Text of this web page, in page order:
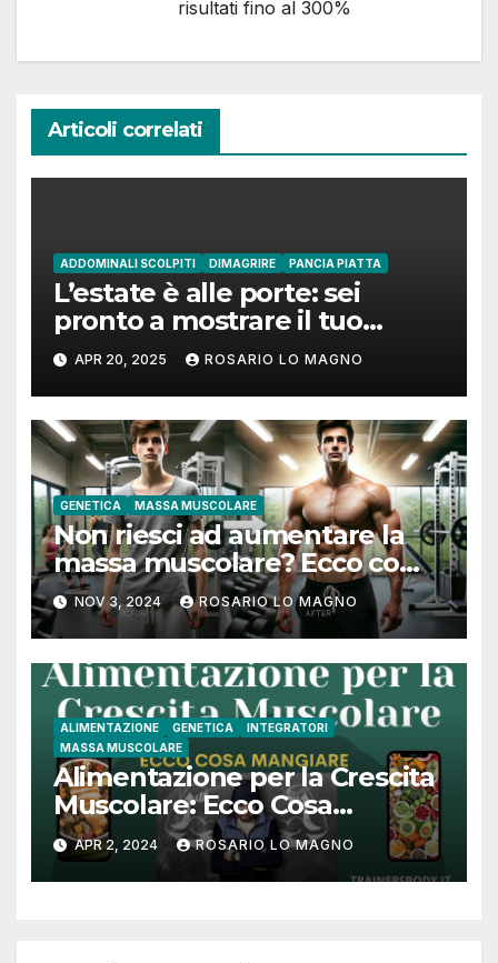
risultati fino al 300%
Articoli correlati
ADDOMINALI SCOLPITI DIMAGRIRE PANCIA PIATTA
L’estate è alle porte: sei
pronto a mostrare il tuo
addome piatto?
APR 20, 2025 ROSARIO LO MAGNO
GENETICA MASSA MUSCOLARE
Non riesci ad aumentare la
massa muscolare? Ecco come
fare!
NOV 3, 2024 ROSARIO LO MAGNO
ALIMENTAZIONE GENETICA
INTEGRATORI
MASSA MUSCOLARE
Alimentazione per la Crescita
Muscolare: Ecco Cosa
Mangiare
APR 2, 2024 ROSARIO LO MAGNO